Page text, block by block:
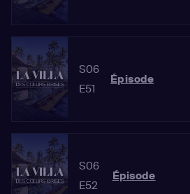
S06
E51
Épisode
S06
E52
Épisode